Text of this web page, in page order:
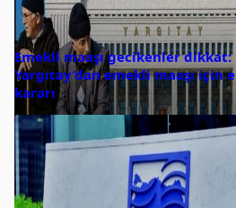
Emekli maaşı gecikenler dikkat:
Yargıtay’dan emekli maaşı için
kararı